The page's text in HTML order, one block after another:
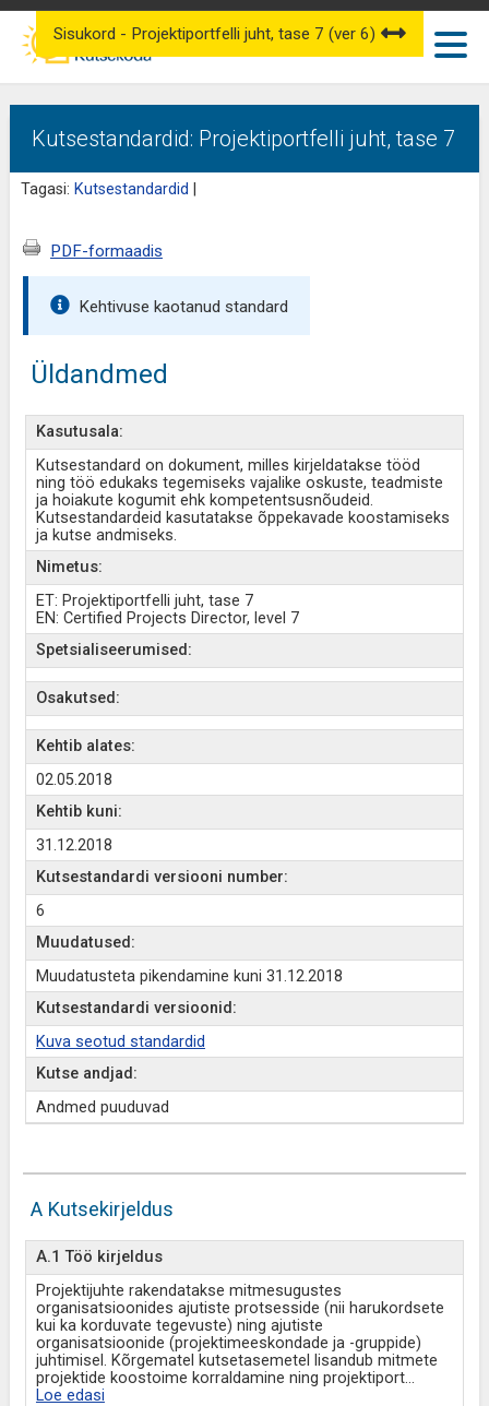
Kutsestandardid: Projektiportfelli juht, tase 7
Tagasi: Kutsestandardid
Sisukord - Projektiportfelli juht, tase 7 (ver 6)
PDF-formaadis
Kehtivuse kaotanud standard
Üldandmed
Kasutusala:
Kutsestandard on dokument, milles kirjeldatakse tööd
ning töö edukaks tegemiseks vajalike oskuste, teadmiste
ja hoiakute kogumit ehk kompetentsusnõudeid.
Kutsestandardeid kasutatakse õppekavade koostamiseks
ja kutse andmiseks.
Nimetus:
ET: Projektiportfelli juht, tase 7
EN: Certified Projects Director, level 7
Spetsialiseerumised:
Osakutsed:
Kehtib alates:
02.05.2018
Kehtib kuni:
31.12.2018
Kutsestandardi versiooni number:
6
Muudatused:
Muudatusteta pikendamine kuni 31.12.2018
Kutsestandardi versioonid:
Kuva seotud standardid
Kutse andjad:
Andmed puuduvad
A Kutsekirjeldus
A.1 Töö kirjeldus
Projektijuhte rakendatakse mitmesugustes
organisatsioonides ajutiste protsesside (nii harukordsete
kui ka korduvate tegevuste) ning ajutiste
organisatsioonide (projektimeeskondade ja -gruppide)
juhtimisel. Kõrgematel kutsetasemetel lisandub mitmete
projektide koostoime korraldamine ning projektiport...
Loe edasi